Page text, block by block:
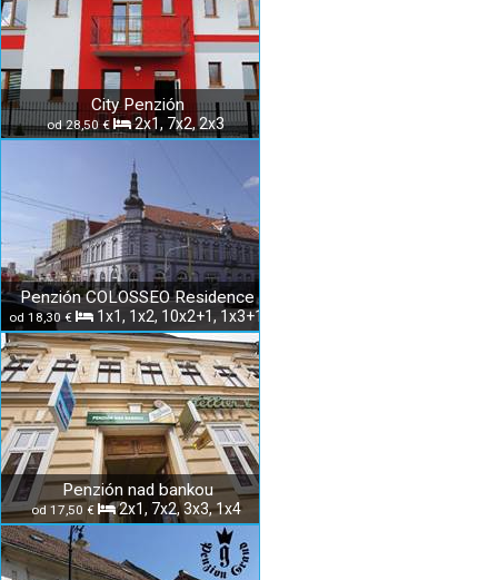
City Penzión
od 28,50 € 2x1, 7x2, 2x3
Penzión COLOSSEO Residence
od 18,30 € 1x1, 1x2, 10x2+1, 1x3+1
Penzión nad bankou
od 17,50 € 2x1, 7x2, 3x3, 1x4